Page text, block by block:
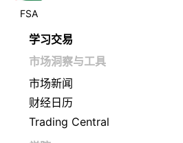
FSA
学习交易
市场洞察与工具
市场新闻
财经日历
Trading Central